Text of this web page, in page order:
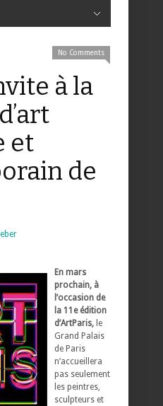
No Comments
à la
et
de
En mars
prochain, à
l’occasion de
la 11e édition
d’ArtParis, le
Grand Palais
de Paris
n’accueillera
pas seulement
les peintres,
sculpteurs et